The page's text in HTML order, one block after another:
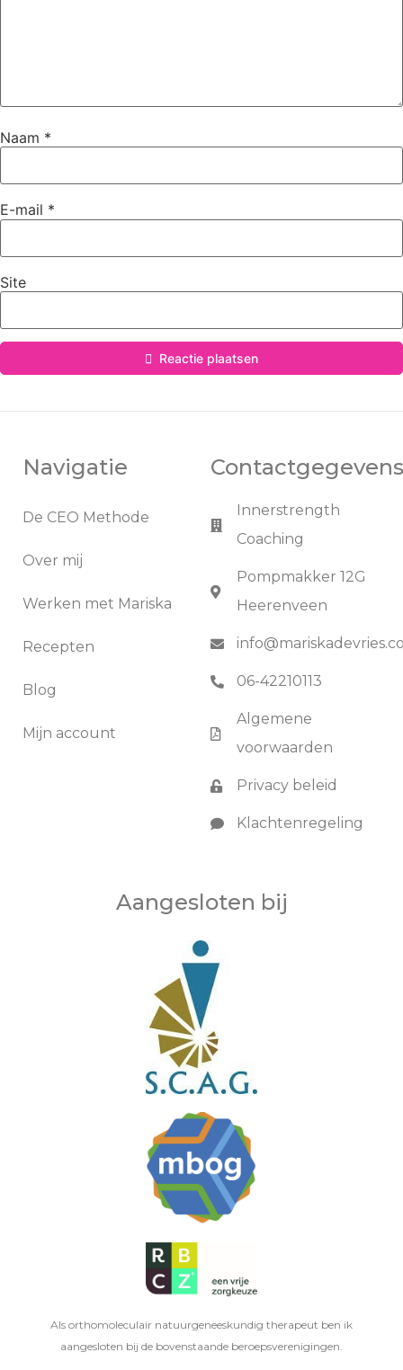
Naam *
E-mail *
Site
Reactie plaatsen
Navigatie
De CEO Methode
Over mij
Werken met Mariska
Recepten
Blog
Mijn account
Contactgegevens
Innerstrength
Coaching
Pompmakker 12G
Heerenveen
06-42210113
Algemene
voorwaarden
Privacy beleid
Klachtenregeling
Aangesloten bij
Als orthomoleculair natuurgeneeskundig therapeut ben ik
aangesloten bij de bovenstaande beroepsverenigingen.